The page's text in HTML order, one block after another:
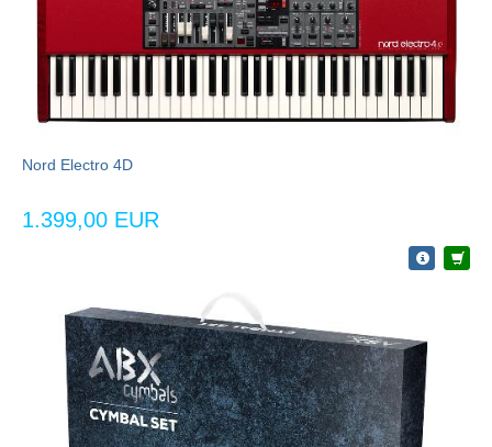
Nord Electro 4D
1.399,00 EUR